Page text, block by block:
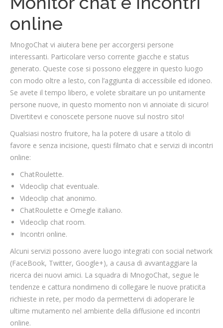
online
MnogoChat vi aiutera bene per accorgersi persone
interessanti. Particolare verso corrente giacche e status
generato. Queste cose si possono eleggere in questo luogo
con modo oltre a lesto, con l’aggiunta di accessibile ed idoneo.
Se avete il tempo libero, e volete sbraitare un po unitamente
persone nuove, in questo momento non vi annoiate di sicuro!
Divertitevi e conoscete persone nuove sul nostro sito!
Qualsiasi nostro fruitore, ha la potere di usare a titolo di
favore e senza incisione, questi filmato chat e servizi di incontri
online:
ChatRoulette.
Videoclip chat eventuale.
Videoclip chat anonimo.
ChatRoulette e Omegle italiano.
Videoclip chat room.
Incontri online.
Alcuni servizi possono avere luogo integrati con social network
(FaceBook, Twitter, Google+), a causa di avvantaggiare la
ricerca dei nuovi amici. La squadra di MnogoChat, segue le
tendenze e cattura nondimeno di collegare le nuove praticita
richieste in rete, per modo da permettervi di adoperare le
ultime mutamento nel ambiente della diffusione ed incontri
online.